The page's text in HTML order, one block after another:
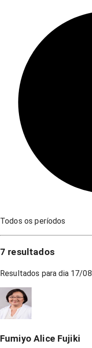
Todos os períodos
7 resultados
Resultados para dia 17/08
Fumiyo Alice Fujiki